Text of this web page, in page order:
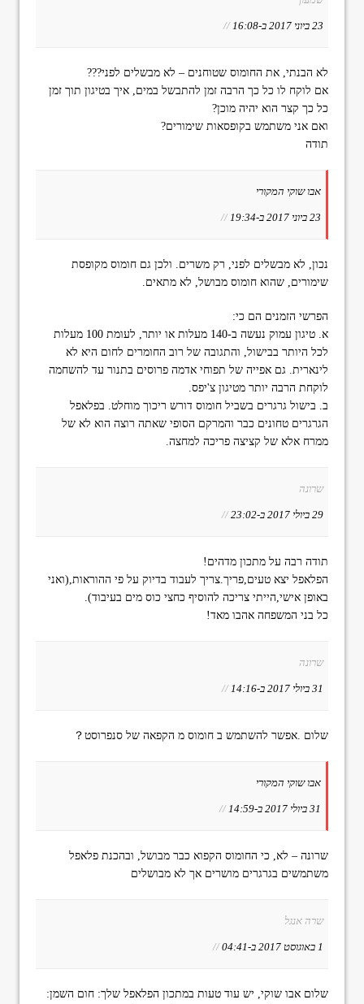
23 ביוני 2017 ב-16:08 //
לא הבנתי, את החומוס שטוחנים – לא מבשלים לפני???
אם לוקח לו כל כך הרבה זמן להתבשל במים, איך בטיגון תוך זמן
כל כך קצר הוא יהיה מוכן?
ואם אני משתמש בקופסאות שימורים?
תודה
אבו שוקי המקורי
23 ביוני 2017 ב-19:34 //
נכון, לא מבשלים לפני, רק משרים. ולכן גם חומוס מקופסת
שימורים, שהוא חומוס מבושל, לא מתאים.
הפרשי הזמנים הם כי:
א. טיגון עמוק נעשה ב-140 מעלות או יותר, לעומת 100 מעלות
לכל היותר בבישול, והתגובה של רוב החומרים לחום היא לא
לינארית. גם אפייה של תפוחי אדמה פרוסים בתנור עד להשחמה
לוקחת הרבה יותר מטיגון צ'יפס.
ב. בישול גרגרים בשביל חומוס דורש ריכוך מוחלט. בפלאפל
הגרגרים טחונים כבר והמרקם הסופי שאתה רוצה הוא לא של
ממרח אלא של קציצה פריכה למחצה.
שרונה
29 ביולי 2017 ב-23:02 //
תודה רבה על מתכון מדהים!
הפלאפל יצא טעים,פריך.צריך לעבוד בדיוק על פי ההוראות,(ואני
באופן אישי,הייתי צריכה להוסיף כחצי כוס מים בעיבוד).
כל בני המשפחה אהבו מאד!
שרונה
31 ביולי 2017 ב-14:16 //
שלום .אפשר להשתמש ב חומוס מ הקפאה של סנפרוסט？
אבו שוקי המקורי
31 ביולי 2017 ב-14:59 //
שרונה – לא, כי החומוס הקפוא כבר מבושל, ובהכנת פלאפל
משתמשים בגרגרים מושרים אך לא מבושלים
שרה אנגל
1 באוגוסט 2017 ב-04:41 //
שלום אבו שוקי, יש עוד טעות במתכון הפלאפל שלך: חום השמן: